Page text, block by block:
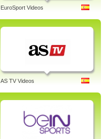
EuroSport Videos
AS TV Videos